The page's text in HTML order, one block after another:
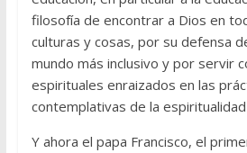
filosofía de encontrar a Dios en
culturas y cosas, por su defensa
mundo más inclusivo y por servir
espirituales enraizados en las
contemplativas de la espiritualidad
Y ahora el papa Francisco, el